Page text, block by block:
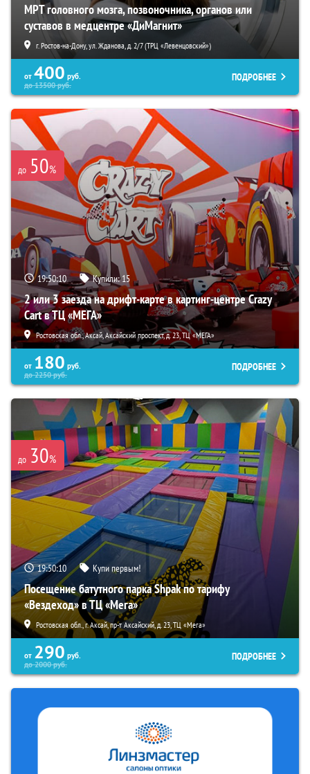
МРТ головного мозга, позвоночника, органов или
суставов в медцентре «ДиМагнит»
г. Ростов-на-Дону, ул. Жданова, д. 2/7 (ТРЦ «Левенцовский»)
от 400 руб.
до13500руб.
ПОДРОБНЕЕ
до 50%
19:50:09 Купили:15
2 или 3 заезда на дрифт-карте в картинг-центре Crazy
Cart в ТЦ «МЕГА»
Ростовская обл., Аксай, Аксайский проспект, д. 23, ТЦ «МЕГА»
от 180 руб.
до2250руб.
ПОДРОБНЕЕ
до 30%
19:50:09 Купи первым!
Посещение батутного парка Shpak по тарифу
«Вездеход» в ТЦ «Мега»
Ростовская обл., г. Аксай, пр-т Аксайский, д. 23, ТЦ «Мега»
от 290 руб.
до2000руб.
ПОДРОБНЕЕ